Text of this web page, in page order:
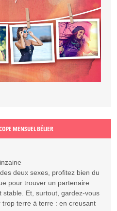
MENSUEL BÉLIER
deux sexes, profitez bien du
pour trouver un partenaire
stable. Et, surtout, gardez-vous
trop terre à terre : en creusant